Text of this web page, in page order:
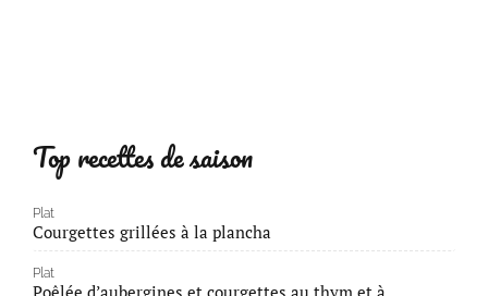
Top recettes de saison
Plat
Courgettes grillées à la plancha
Plat
Poêlée d’aubergines et courgettes au thym et à